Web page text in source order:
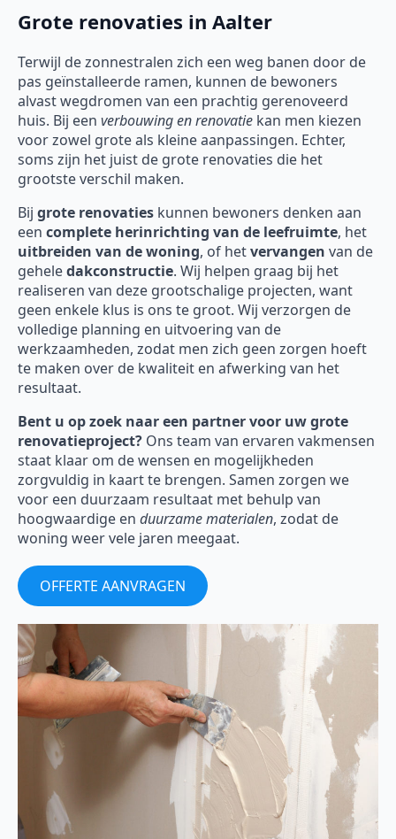
Grote renovaties in Aalter
Terwijl de zonnestralen zich een weg banen door de
pas geïnstalleerde ramen, kunnen de bewoners
alvast wegdromen van een prachtig gerenoveerd
huis. Bij een verbouwing en renovatie kan men kiezen
voor zowel grote als kleine aanpassingen. Echter,
soms zijn het juist de grote renovaties die het
grootste verschil maken.
Bij grote renovaties kunnen bewoners denken aan
een complete herinrichting van de leefruimte, het
uitbreiden van de woning, of hetvervangen van de
geheledakconstructie. Wij helpen graag bij het
realiseren van deze grootschalige projecten, want
geen enkele klus is ons te groot. Wij verzorgen de
volledige planning en uitvoering van de
werkzaamheden, zodat men zich geen zorgen hoeft
te maken over de kwaliteit en afwerking van het
resultaat.
Bent u op zoek naar een partner voor uw grote
renovatieproject? Ons team van ervaren vakmensen
staat klaar om de wensen en mogelijkheden
zorgvuldig in kaart te brengen. Samen zorgen we
voor een duurzaam resultaat met behulp van
hoogwaardige en duurzame materialen, zodat de
woning weer vele jaren meegaat.
OFFERTE AANVRAGEN